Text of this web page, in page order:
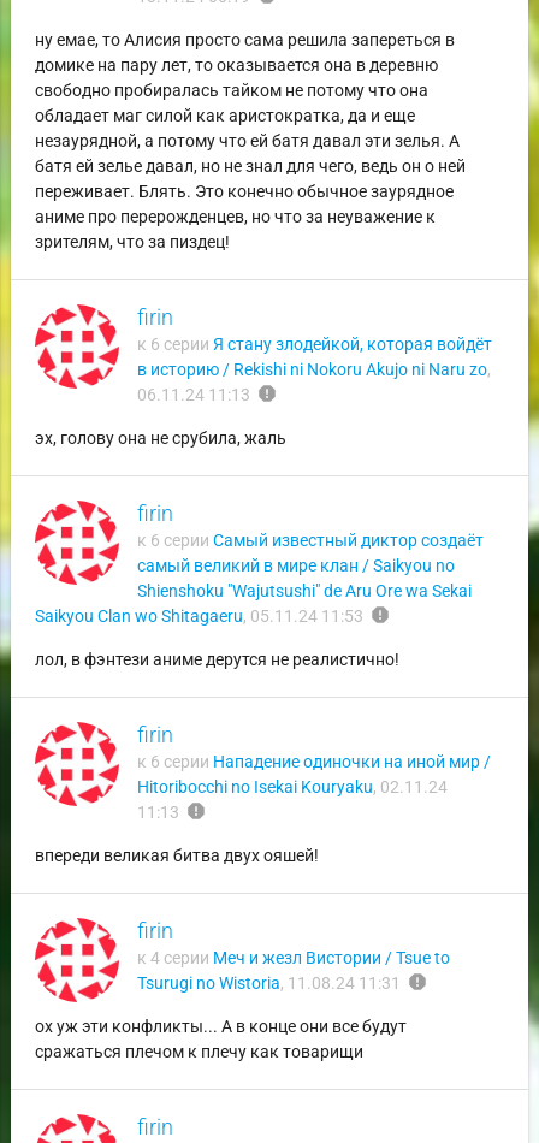
ну емае, то Алисия просто сама решила запереться в
домике на пару лет, то оказывается она в деревню
свободно пробиралась тайком не потому что она
обладает маг силой как аристократка, да и еще
незаурядной, а потому что ей батя давал эти зелья. А
батя ей зелье давал, но не знал для чего, ведь он о ней
переживает. Блять. Это конечно обычное заурядное
аниме про перерожденцев, но что за неуважение к
зрителям, что за пиздец!
firin
к 6 серии Я стану злодейкой, которая войдёт
в историю / Rekishi ni Nokoru Akujo ni Naru zo,
06.11.24 11:13 report
эх, голову она не срубила, жаль
firin
к 6 серии Самый известный диктор создаёт
самый великий в мире клан / Saikyou no
Shienshoku "Wajutsushi" de Aru Ore wa Sekai
Saikyou Clan wo Shitagaeru, 05.11.24 11:53 report
лол, в фэнтези аниме дерутся не реалистично!
firin
к 6 серии Нападение одиночки на иной мир /
Hitoribocchi no Isekai Kouryaku, 02.11.24
11:13 report
впереди великая битва двух ояшей!
firin
к 4 серии Меч и жезл Вистории / Tsue to
Tsurugi no Wistoria, 11.08.24 11:31 report
ох уж эти конфликты... А в конце они все будут
сражаться плечом к плечу как товарищи
firin